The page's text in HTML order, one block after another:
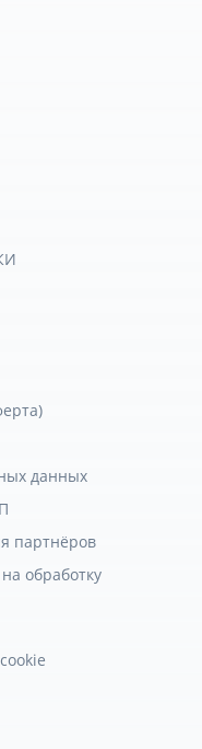
данных
партнёров
обработку